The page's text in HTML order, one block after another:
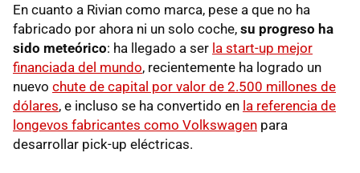
En cuanto a Rivian como marca, pese a que no ha
fabricado por ahora ni un solo coche, su progreso ha
sido meteórico: ha llegado a ser la start-up mejor
financiada del mundo, recientemente ha logrado un
nuevo chute de capital por valor de 2.500 millones de
dólares, e incluso se ha convertido en la referencia de
longevos fabricantes como Volkswagen para
desarrollar pick-up eléctricas.